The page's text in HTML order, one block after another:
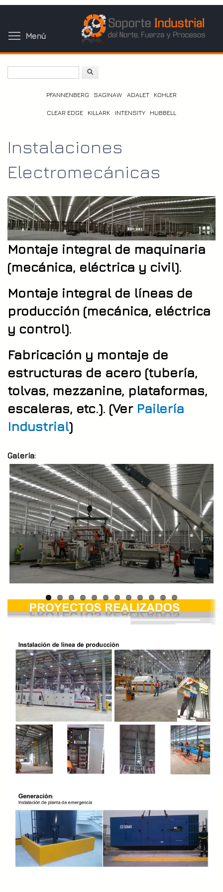
Pasar
contenido
Menú Toggle menu visibility
PFANNENBERG SAGINAW ADALET KOHLER
CLEAR EDGE KILLARK INTENSITY HUBBELL
Instalaciones
Electromecánicas
Montaje integral de maquinaria
(mecánica, eléctrica y civil).
Montaje integral de líneas de
producción (mecánica, eléctrica
y control).
Fabricación y montaje de
estructuras de acero (tubería,
tolvas, mezzanine, plataformas,
escaleras, etc.). (Ver Pailería
Industrial)
Galería: